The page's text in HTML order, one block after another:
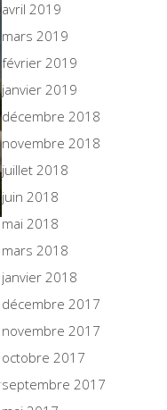
avril 2019
mars 2019
février 2019
janvier 2019
décembre 2018
novembre 2018
juillet 2018
juin 2018
mai 2018
mars 2018
janvier 2018
décembre 2017
novembre 2017
octobre 2017
septembre 2017